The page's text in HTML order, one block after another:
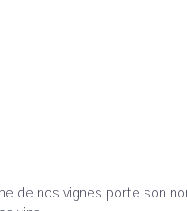
de nos vignes porte son